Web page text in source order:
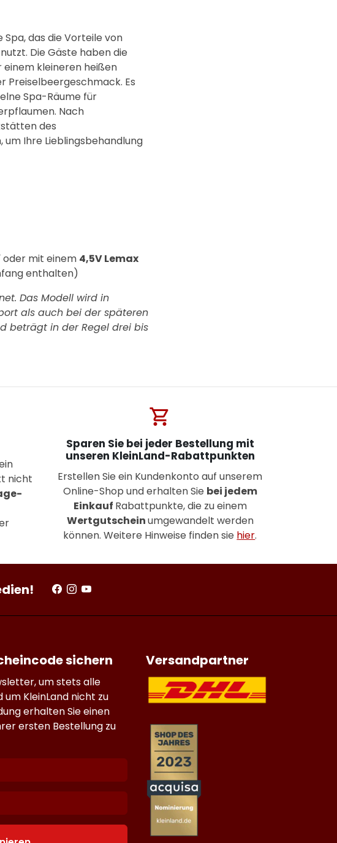
das die Vorteile von
Die Gäste haben die
einem kleineren heißen
Preiselbeergeschmack. Es
Spa-Räume für
Nach
des
Ihre Lieblingsbehandlung
oder mit einem 4,5V Lemax
enthalten)
Das Modell wird in
als auch bei der späteren
beträgt in der Regel drei bis
nicht
shopping_cart
Sparen Sie bei jeder Bestellung mit
unseren KleinLand-Rabattpunkten
Erstellen Sie ein Kundenkonto auf unserem
Online-Shop und erhalten Sie bei jedem
Einkauf Rabattpunkte, die zu einem
Wertgutscheinumgewandelt werden
können. Weitere Hinweise finden sie hier.
sichern
um stets alle
KleinLand nicht zu
erhalten Sie einen
ersten Bestellung zu
Versandpartner